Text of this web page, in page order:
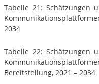
Tabelle 21: Schätzungen
2034
Tabelle 22: Schätzungen
Bereitstellung, 2021 – 2034